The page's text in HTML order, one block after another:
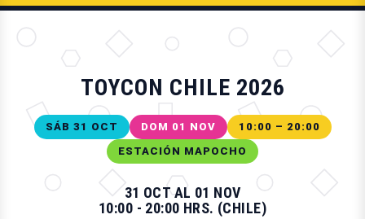
TOYCON CHILE 2026
SÁB 31 OCT DOM 01 NOV
10:00 – 20:00
ESTACIÓN MAPOCHO
31 OCT AL 01 NOV
10:00 - 20:00 HRS. (CHILE)